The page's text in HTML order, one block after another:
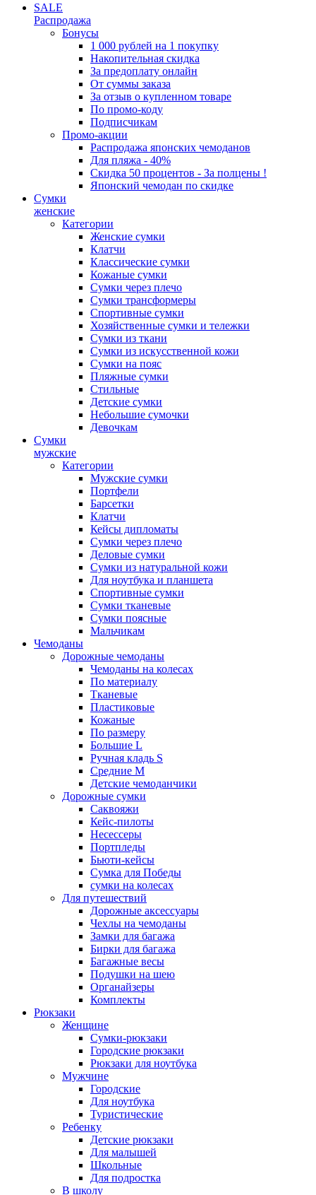
SALE
Распродажа
Бонусы
1 000 рублей на 1 покупку
Накопительная скидка
За предоплату онлайн
От суммы заказа
За отзыв о купленном товаре
По промо-коду
Подписчикам
Промо-акции
Распродажа японских чемоданов
Для пляжа - 40%
Скидка 50 процентов - За полцены !
Японский чемодан по скидке
Сумки
женские
Категории
Женские сумки
Клатчи
Классические сумки
Кожаные сумки
Сумки через плечо
Сумки трансформеры
Спортивные сумки
Хозяйственные сумки и тележки
Сумки из ткани
Сумки из искусственной кожи
Сумки на пояс
Пляжные сумки
Стильные
Детские сумки
Небольшие сумочки
Девочкам
Сумки
мужские
Категории
Мужские сумки
Портфели
Барсетки
Клатчи
Кейсы дипломаты
Сумки через плечо
Деловые сумки
Сумки из натуральной кожи
Для ноутбука и планшета
Спортивные сумки
Сумки тканевые
Сумки поясные
Мальчикам
Чемоданы
Дорожные чемоданы
Чемоданы на колесах
По материалу
Тканевые
Пластиковые
Кожаные
По размеру
Большие L
Ручная кладь S
Средние M
Детские чемоданчики
Дорожные сумки
Саквояжи
Кейс-пилоты
Несессеры
Портпледы
Бьюти-кейсы
Сумка для Победы
сумки на колесах
Для путешествий
Дорожные аксессуары
Чехлы на чемоданы
Замки для багажа
Бирки для багажа
Багажные весы
Подушки на шею
Органайзеры
Комплекты
Рюкзаки
Женщине
Сумки-рюкзаки
Городские рюкзаки
Рюкзаки для ноутбука
Мужчине
Городские
Для ноутбука
Туристические
Ребенку
Детские рюкзаки
Для малышей
Школьные
Для подростка
В школу